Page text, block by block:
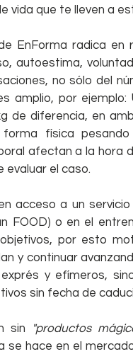
vida que te lleven a
EnForma radica en
autoestima,
no sólo del
amplio, por
de diferencia, en
física
afectan a la hora
evaluar el caso.
acceso a un
FOOD) o en el
por esto
y continuar
y efímeros,
sin fecha de
sin "productos
se hace en el